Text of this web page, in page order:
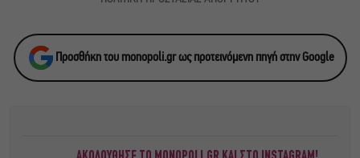
Προσθήκη του monopoli.gr ως προτεινόμενη πηγή στην Google